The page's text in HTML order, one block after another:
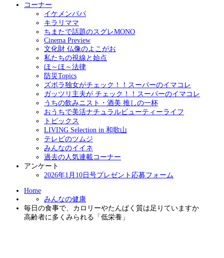
コーナー
イケメンパパ
キラリママ
ちまたで話題のスグレMONO
Cinema Preview
文化財 仏像のよこがお
私たちの視線と始点
ほ～ほ～法律
防災Topics
ズボラ独女がチェック！！スーパーのイマコレ
ガッツリ主夫が チェック！！スーパーのイマコレ
うちの飲みニスト・酒美 推しの一杯
おうちで美活ナチュラルビューティーライフ
トピックス
LIVING Selection in 和歌山
テレビのツムジ
みんなのイイネ
過去の人気連載コーナー
アンケート
2026年1月10日号プレゼント応募フォーム
Home
みんなの健康
毎日の食事で、カロリーやたんぱく質は足りていますか
高齢者に多くみられる「低栄養」